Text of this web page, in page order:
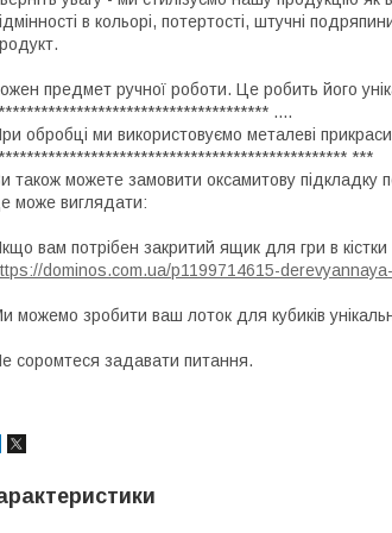
в кольорі, потертості, штучні
предмет ручної роботи. Це робить його
....
обробці ми використовуємо металеві
***
також можете замовити оксамитову підкладку
може виглядати:
вам потрібен закритий ящик для гри в
dominos.com.ua/p1199714615-
можемо зробити ваш лоток для кубиків
соромтеся задавати питання.